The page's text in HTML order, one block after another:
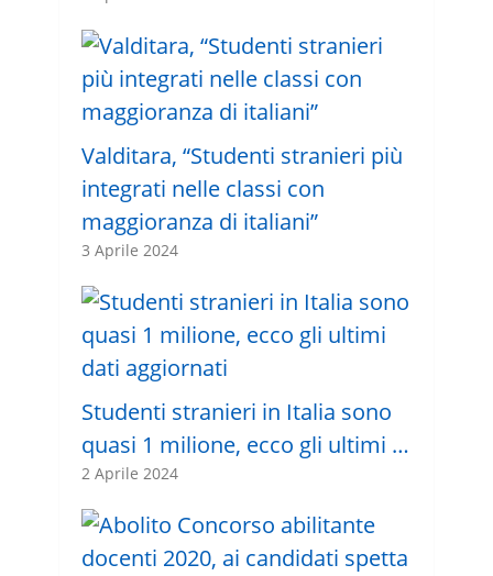
Valditara, “Studenti stranieri più
integrati nelle classi con
maggioranza di italiani”
3 Aprile 2024
Studenti stranieri in Italia sono
quasi 1 milione, ecco gli ultimi …
2 Aprile 2024